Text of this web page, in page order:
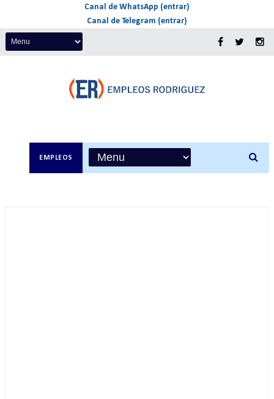
Canal de WhatsApp (entrar)
Canal de Telegram (entrar)
EMPLEOS